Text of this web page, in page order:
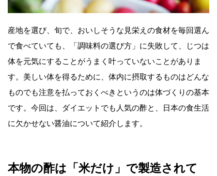
産地を選び、旬で、おいしそうな見栄えの食材を毎回選ん
で食べていても、「調味料の選び方」に失敗して、じつは
体を元気にすることがうまく叶っていないことがありま
す。美しい体を得るために、体内に摂取するものはどんな
ものでも注意を払っておくべきというのは体づくりの基本
です。今回は、ダイエットでも人気の酢と、日本の食生活
に欠かせない醤油について紹介します。
本物の酢は「米だけ」で製造されて